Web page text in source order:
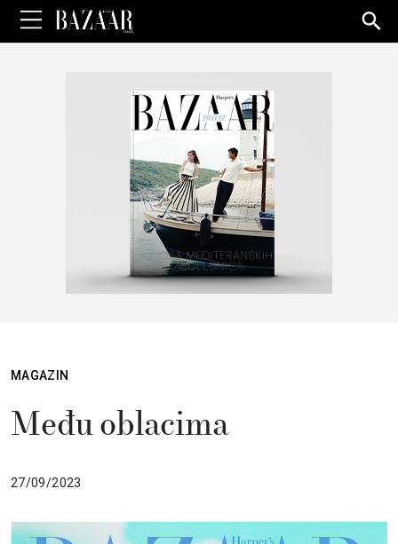
for:
MAGAZIN
Među oblacima
27/09/2023